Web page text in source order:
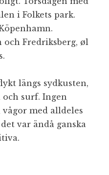
i Folkets park.
Fredriksberg, øl
längs sydkusten,
surf. Ingen
med alldeles
var ändå ganska